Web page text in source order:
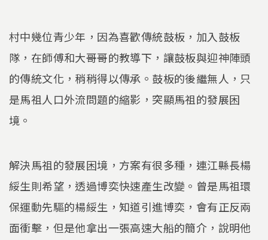
村中幾位青少年，因為喜歡傳統鼓板，加入鼓板
隊，在師傅和大哥哥的教導下，讓鼓板與迎神陣頭
的傳統文化，稍稍得以傳承。鼓板的後繼無人，只
是馬祖人口外流問題的縮影，突顯馬祖的發展困
境。
解決馬祖的發展困境，方案有很多種，連江縣長楊
綏生則希望，透過博奕快速產生改變。曾是馬祖環
保運動先驅的楊綏生，知道引進博奕，會有正反兩
面衝擊，但是他拿出一張高速大船的簡介，說明他